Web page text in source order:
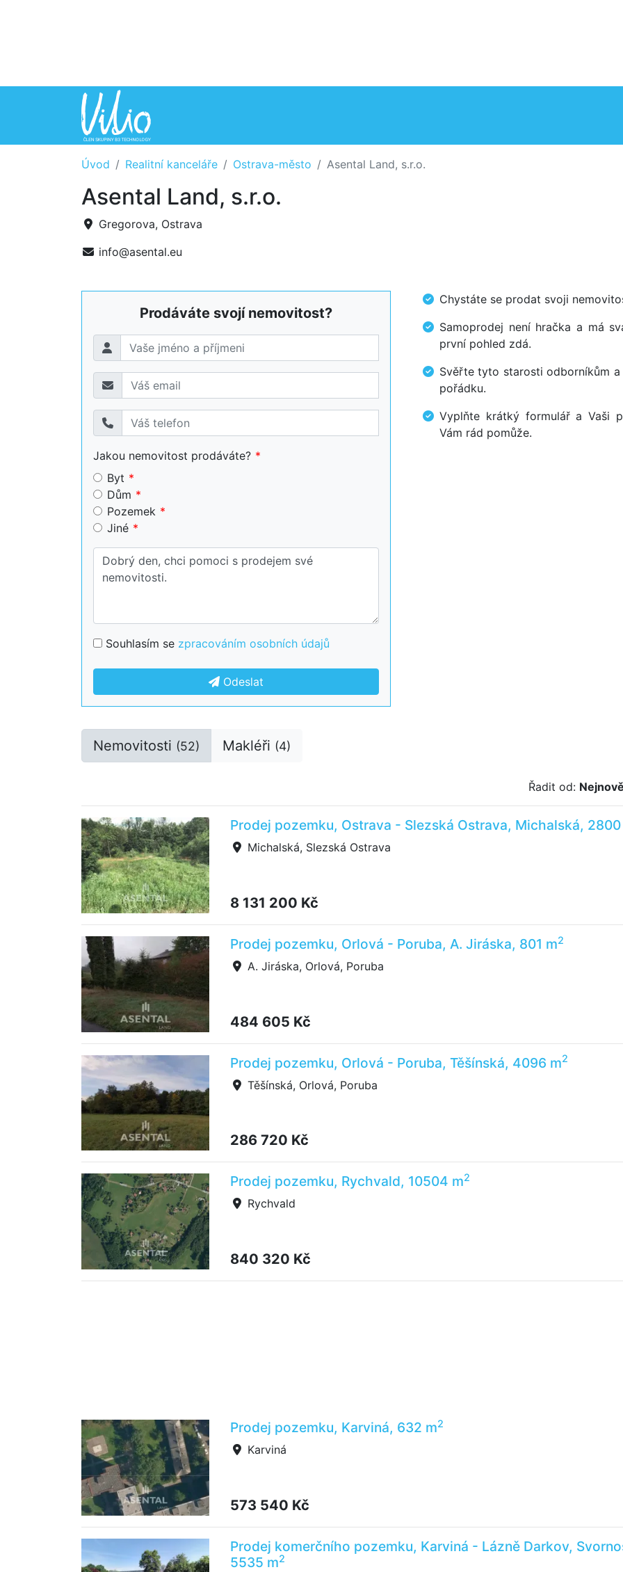
Úvod Realitní kanceláře Ostrava-město Asental Land, s.r.o.
Asental Land, s.r.o.
Gregorova, Ostrava
info@asental.eu
Prodáváte svojí nemovitost?
Jakou nemovitost prodáváte?
Byt
Dům
Pozemek
Jiné
Souhlasím se zpracováním osobních údajů
Odeslat
Chystáte se prodat svoji
Samoprodej není hračka a má
první pohled zdá.
Svěřte tyto starosti odborníkům
pořádku.
Vyplňte krátký formulář a Vaši
Vám rád pomůže.
Nemovitosti (52) Makléři (4)
Řadit od:
Prodej pozemku, Ostrava - Slezská Ostrava, Michalská,
Michalská, Slezská Ostrava
8 131 200 Kč
Prodej pozemku, Orlová - Poruba, A. Jiráska, 801 m2
A. Jiráska, Orlová, Poruba
484 605 Kč
Prodej pozemku, Orlová - Poruba, Těšínská, 4096 m2
Těšínská, Orlová, Poruba
286 720 Kč
Prodej pozemku, Rychvald, 10504 m2
Rychvald
840 320 Kč
Prodej pozemku, Karviná, 632 m2
Karviná
573 540 Kč
Prodej komerčního pozemku, Karviná - Lázně Darkov,
5535 m2